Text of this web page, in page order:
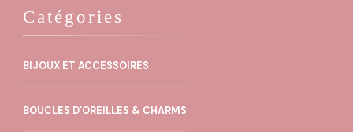
8,00 €.
Catégories
BIJOUX ET ACCESSOIRES
BOUCLES D'OREILLES & CHARMS